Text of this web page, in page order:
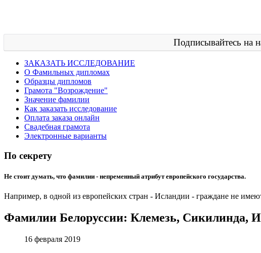
Подписывайтесь на
ЗАКАЗАТЬ ИССЛЕДОВАНИЕ
О Фамильных дипломах
Образцы дипломов
Грамота "Возрождение"
Значение фамилии
Как заказать исследование
Оплата заказа онлайн
Свадебная грамота
Электронные варианты
По секрету
Не стоит думать, что фамилии - непременный атрибут европейского государства.
Например, в одной из европейских стран - Исландии - граждане не
Фамилии Белоруссии: Клемезь, Сикилинда,
16 февраля 2019